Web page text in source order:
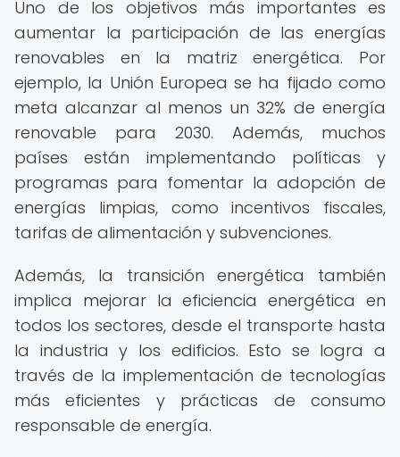
Uno de los objetivos más importantes es
aumentar la participación de las energías
renovables en la matriz energética. Por
ejemplo, la Unión Europea se ha fijado como
meta alcanzar al menos un 32% de energía
renovable para 2030. Además, muchos
países están implementando políticas y
programas para fomentar la adopción de
energías limpias, como incentivos fiscales,
tarifas de alimentación y subvenciones.
Además, la transición energética también
implica mejorar la eficiencia energética en
todos los sectores, desde el transporte hasta
la industria y los edificios. Esto se logra a
través de la implementación de tecnologías
más eficientes y prácticas de consumo
responsable de energía.